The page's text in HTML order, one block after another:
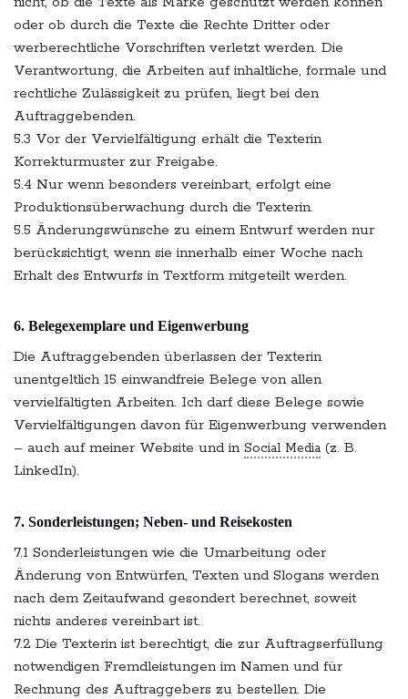
oder ob durch die Texte die Rechte Dritter oder
werberechtliche Vorschriften verletzt werden. Die
Verantwortung, die Arbeiten auf inhaltliche, formale und
rechtliche Zulässigkeit zu prüfen, liegt bei den
Auftraggebenden.
5.3 Vor der Vervielfältigung erhält die Texterin
Korrekturmuster zur Freigabe.
5.4 Nur wenn besonders vereinbart, erfolgt eine
Produktionsüberwachung durch die Texterin.
5.5 Änderungswünsche zu einem Entwurf werden nur
berücksichtigt, wenn sie innerhalb einer Woche nach
Erhalt des Entwurfs in Textform mitgeteilt werden.
6. Belegexemplare und Eigenwerbung
Die Auftraggebenden überlassen der Texterin
unentgeltlich 15 einwandfreie Belege von allen
vervielfältigten Arbeiten. Ich darf diese Belege sowie
Vervielfältigungen davon für Eigenwerbung verwenden
– auch auf meiner Website und in Social Media (z. B.
LinkedIn).
7. Sonderleistungen; Neben- und Reisekosten
7.1 Sonderleistungen wie die Umarbeitung oder
Änderung von Entwürfen, Texten und Slogans werden
nach dem Zeitaufwand gesondert berechnet, soweit
nichts anderes vereinbart ist.
7.2 Die Texterin ist berechtigt, die zur Auftragserfüllung
notwendigen Fremdleistungen im Namen und für
Rechnung des Auftraggebers zu bestellen. Die